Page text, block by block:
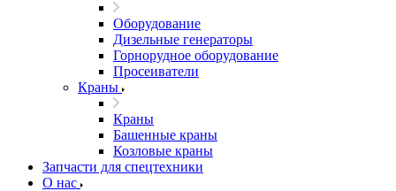
Оборудование
Дизельные генераторы
Горнорудное оборудование
Просеиватели
Краны
Краны
Башенные краны
Козловые краны
Запчасти для спецтехники
О нас